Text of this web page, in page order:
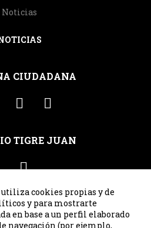
Noticias
CIUDADANA
TIGRE JUAN
dcha. · 33007 Oviedo · Asturias
cookies propias y de
y para mostrarte
en base a un perfil elaborado
navegación (por ejemplo,